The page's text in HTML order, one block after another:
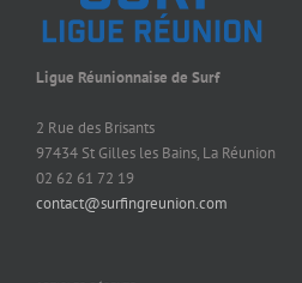
Ligue Réunionnaise de Surf
2 Rue des Brisants
97434 St Gilles les Bains, La Réunion
02 62 61 72 19
contact@surfingreunion.com